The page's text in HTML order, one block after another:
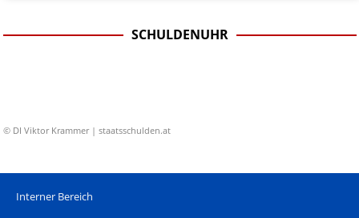
SCHULDENUHR
© DI Viktor Krammer | staatsschulden.at
Interner Bereich